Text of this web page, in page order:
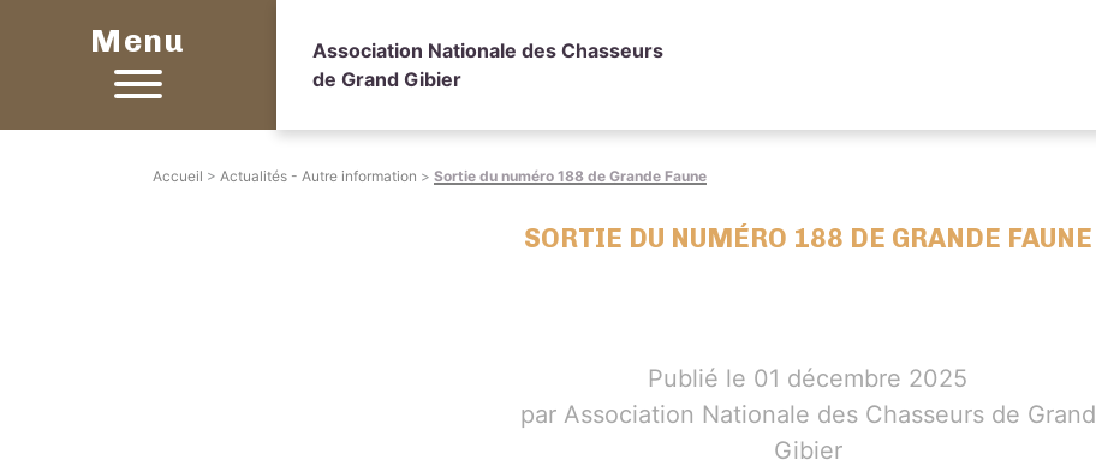
Menu
Association Nationale des Chasseurs
de Grand Gibier
Accueil > Actualités - Autre information > Sortie du numéro 188 de Grande Faune
SORTIE DU NUMÉRO 188 DE GRANDE FAUNE
Publié le 01 décembre 2025
par Association Nationale des Chasseurs de Grand
Gibier